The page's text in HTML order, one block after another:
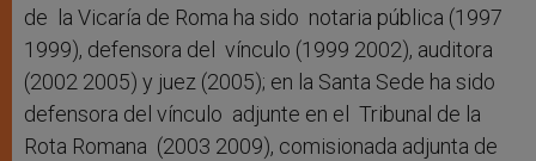
de la Vicaría de Roma ha sido notaria pública (1997
1999), defensora del vínculo (1999 2002), auditora
(2002 2005) y juez (2005); en la Santa Sede ha sido
defensora del vínculo adjunte en el Tribunal de la
Rota Romana (2003 2009), comisionada adjunta de